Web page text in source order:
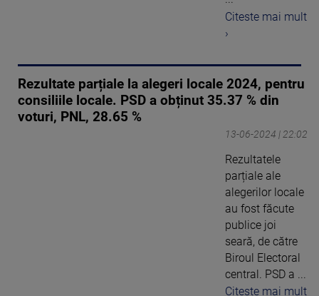
Citeste mai mult
›
Rezultate parțiale la alegeri locale 2024, pentru
consiliile locale. PSD a obținut 35.37 % din
voturi, PNL, 28.65 %
13-06-2024 | 22:02
Rezultatele
parțiale ale
alegerilor locale
au fost făcute
publice joi
seară, de către
Biroul Electoral
central. PSD a ...
Citeste mai mult